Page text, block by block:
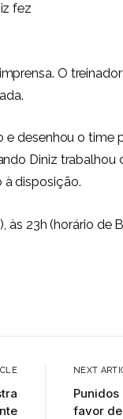
fez
O
desenhou o time
Diniz trabalhou
disposição.
às 23h (horário de
NEXT
favor